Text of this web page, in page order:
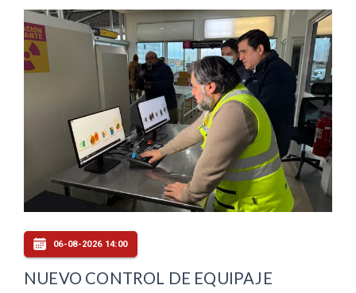
06-08-2026 14:00
NUEVO CONTROL DE EQUIPAJE